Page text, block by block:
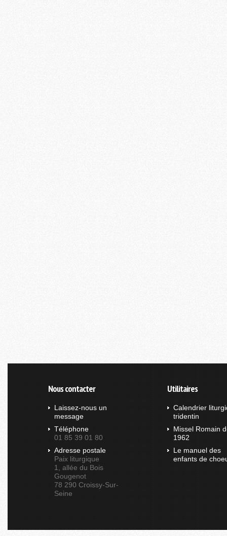
Nous contacter
Laissez-nous un
message
Téléphone
01 85 39 01 80
Adresse postale
Paix liturgique
1, allée du Bois
Gougenot
78 290 Croissy-Sur-
Seine
Utilitaires
Calendrier
tridentin
Missel Romain
1962
Le manuel des
enfants de